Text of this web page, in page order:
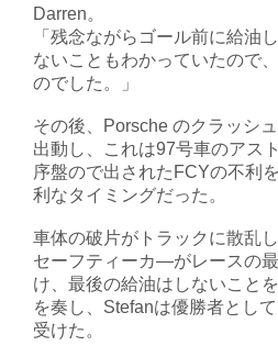
Darren。
「残念ながらゴール前に給油
ないこともわかっていたので
のでした。」
その後、Porsche のクラッシ
出動し、これは97号車のアス
序盤ので出されたFCYの不利
利なタイミングだった。
車体の破片がトラックに散乱
セーフティーカ―がレースの
け、最後の給油はしないこと
を奏し、Stefanは優勝者とし
受けた。